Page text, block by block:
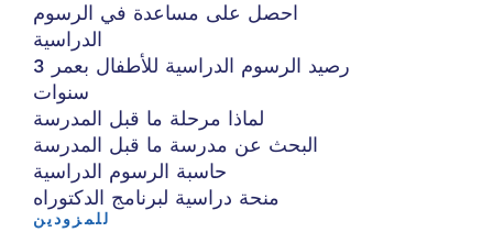
احصل على مساعدة في الرسوم
الدراسية
رصيد الرسوم الدراسية للأطفال بعمر 3
سنوات
لماذا مرحلة ما قبل المدرسة
البحث عن مدرسة ما قبل المدرسة
حاسبة الرسوم الدراسية
منحة دراسية لبرنامج الدكتوراه
للمزودين